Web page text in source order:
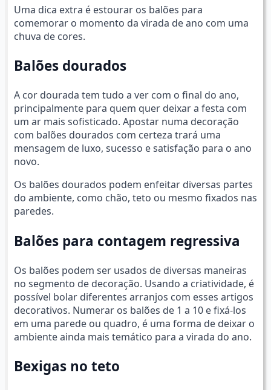
Uma dica extra é estourar os balões para
comemorar o momento da virada de ano com uma
chuva de cores.
Balões dourados
A cor dourada tem tudo a ver com o final do ano,
principalmente para quem quer deixar a festa com
um ar mais sofisticado. Apostar numa decoração
com balões dourados com certeza trará uma
mensagem de luxo, sucesso e satisfação para o ano
novo.
Os balões dourados podem enfeitar diversas partes
do ambiente, como chão, teto ou mesmo fixados nas
paredes.
Balões para contagem regressiva
Os balões podem ser usados de diversas maneiras
no segmento de decoração. Usando a criatividade, é
possível bolar diferentes arranjos com esses artigos
decorativos. Numerar os balões de 1 a 10 e fixá-los
em uma parede ou quadro, é uma forma de deixar o
ambiente ainda mais temático para a virada do ano.
Bexigas no teto